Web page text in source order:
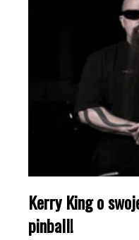
Kerry King o
pinball!